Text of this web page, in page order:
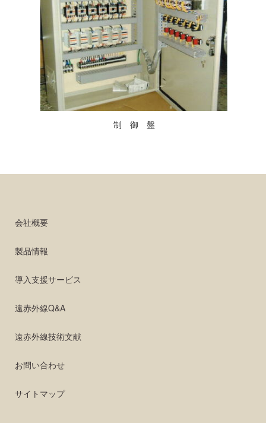
制 御 盤
会社概要
製品情報
導入支援サービス
遠赤外線Q&A
遠赤外線技術文献
お問い合わせ
サイトマップ